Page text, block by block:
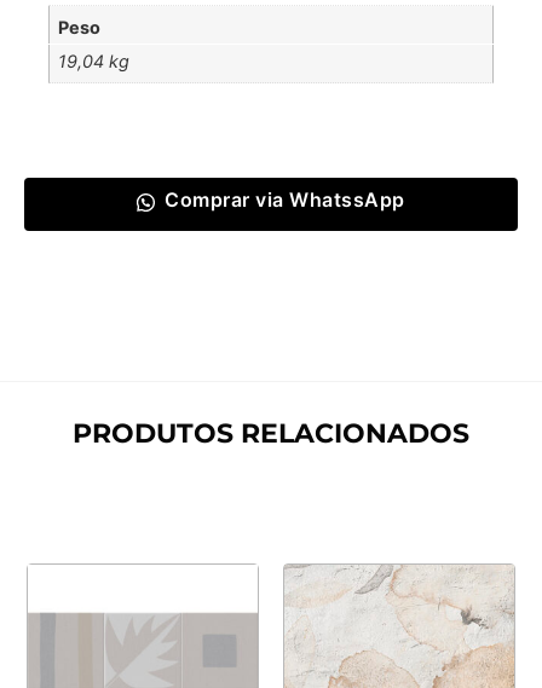
Peso
19,04 kg
Comprar via WhatssApp
PRODUTOS RELACIONADOS